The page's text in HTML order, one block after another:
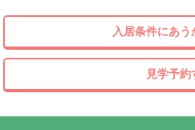
入居条件にあう
見学予約